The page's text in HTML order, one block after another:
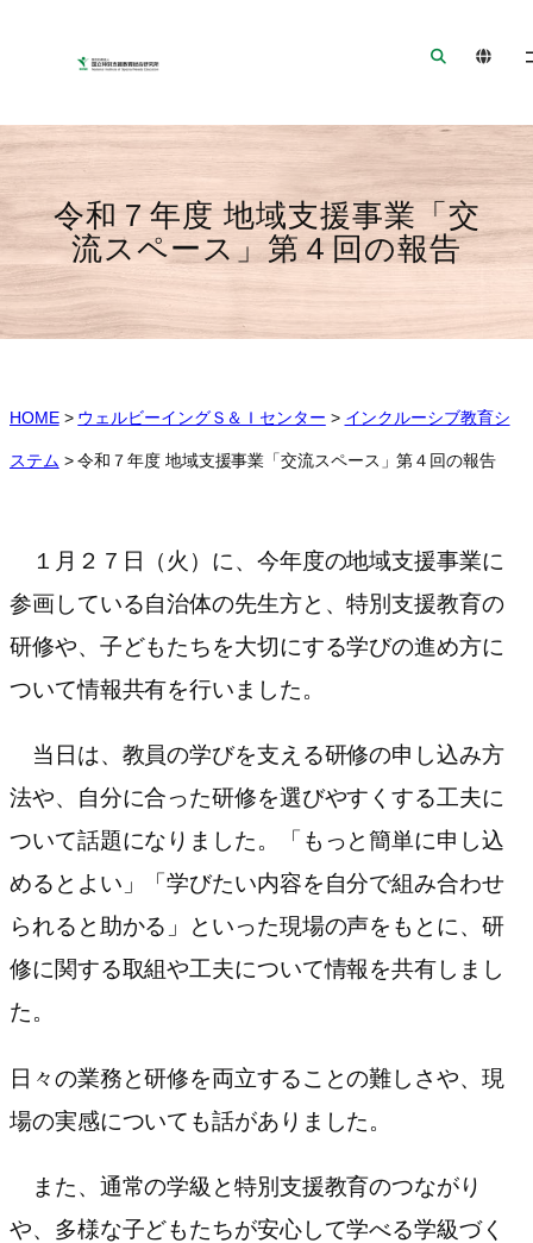
シ
ジ
ャ
ン
へ
ジ
へ
プ
令和７年度 地域支援事業「交
流スペース」第４回の報告
HOME> ウェルビーイングＳ＆Ｉセンター > インクルーシブ教育シ
ステム >令和７年度 地域支援事業「交流スペース」第４回の報告
１月２７日（火）に、今年度の地域支援事業に
参画している自治体の先生方と、特別支援教育の
研修や、子どもたちを大切にする学びの進め方に
ついて情報共有を行いました。
当日は、教員の学びを支える研修の申し込み方
法や、自分に合った研修を選びやすくする工夫に
ついて話題になりました。「もっと簡単に申し込
めるとよい」「学びたい内容を自分で組み合わせ
られると助かる」といった現場の声をもとに、研
修に関する取組や工夫について情報を共有しまし
た。
日々の業務と研修を両立することの難しさや、現
場の実感についても話がありました。
また、通常の学級と特別支援教育のつながり
や、多様な子どもたちが安心して学べる学級づく